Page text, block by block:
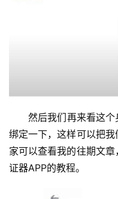
然后我们再来看这
绑定一下，这样可以把
家可以查看我的往期文
证器APP的教程。